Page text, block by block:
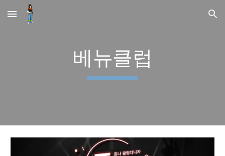
Skip to main content Skip to navigation
베뉴클럽